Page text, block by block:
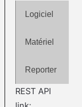
Logiciel
Matériel
Reporter
REST API